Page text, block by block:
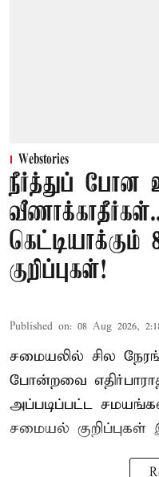
Webstories
நீர்த்துப்
குறிப்புகள்!
Published on: 08 Aug 2026,
சமையலில் சில
போன்றவை
அப்படிப்பட்ட
சமையல்